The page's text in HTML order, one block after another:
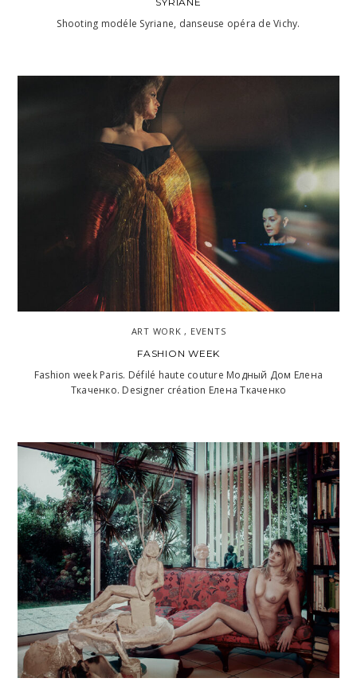
Shooting modéle Syriane, danseuse opéra de Vichy.
ART WORK , EVENTS
FASHION WEEK
Fashion week Paris. Défilé haute couture Модный Дом Елена
Ткаченко. Designer création Елена Ткаченко